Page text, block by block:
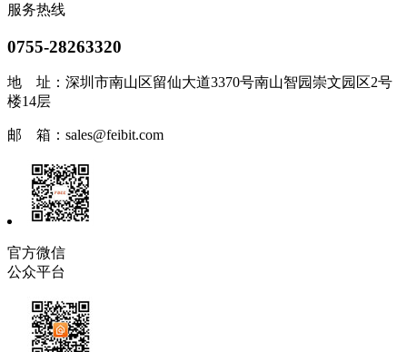
服务热线
0755-28263320
地 址： 深圳市南山区留仙大道3370号南山智园崇文园区2号
楼14层
邮 箱： sales@feibit.com
官方微信
公众平台